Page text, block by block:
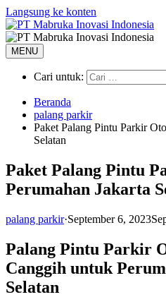
Langsung ke konten
MENU
Cari untuk:
Beranda
palang parkir
Paket Palang Pintu Parkir
Selatan
Paket Palang Pintu
Perumahan Jakarta
palang parkir·September 6, 2023
Palang Pintu Parkir
Canggih untuk
Selatan